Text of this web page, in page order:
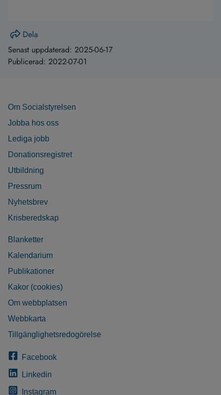
Dela
Senast uppdaterad: 2025-06-17
Publicerad: 2022-07-01
Om Socialstyrelsen
Jobba hos oss
Lediga jobb
Donationsregistret
Utbildning
Pressrum
Nyhetsbrev
Krisberedskap
Blanketter
Kalendarium
Publikationer
Kakor (cookies)
Om webbplatsen
Webbkarta
Tillgänglighetsredogörelse
Facebook
Linkedin
Instagram